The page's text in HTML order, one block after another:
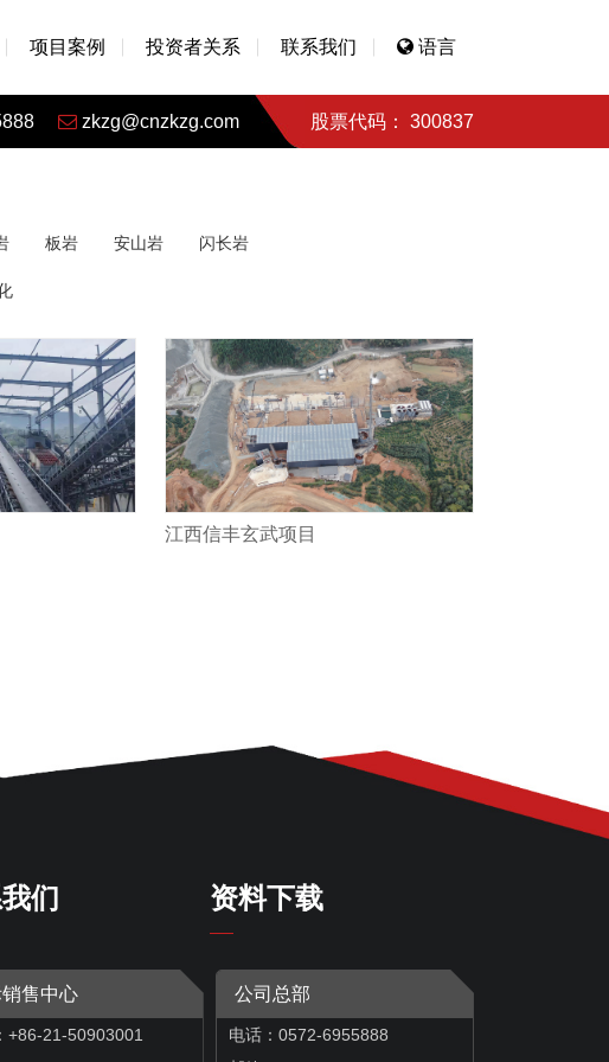
项目案例 投资者关系 联系我们 语言
股票代码： 300837
zkzg@cnzkzg.com
板岩 安山岩 闪长岩
江西信丰玄武项目
们 资料下载
销售中心
+86-21-50903001
公司总部
电话：0572-6955888